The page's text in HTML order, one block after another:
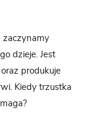
zaczynamy
dzieje. Jest
produkuje
Kiedy trzustka